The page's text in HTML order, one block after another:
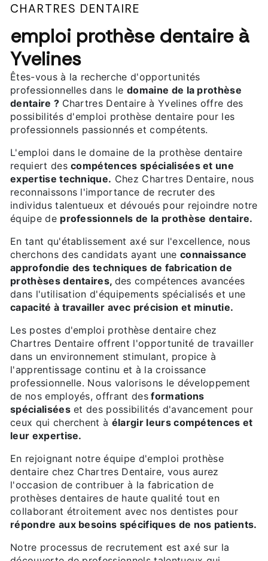
CHARTRES DENTAIRE
emploi prothèse dentaire à
Yvelines
Êtes-vous à la recherche d'opportunités
professionnelles dans ledomaine de la prothèse
dentaire ? Chartres Dentaire à Yvelines offre des
possibilités d'emploi prothèse dentaire pour les
professionnels passionnés et compétents.
L'emploi dans le domaine de la prothèse dentaire
requiert descompétences spécialisées et une
expertise technique. Chez Chartres Dentaire, nous
reconnaissons l'importance de recruter des
individus talentueux et dévoués pour rejoindre notre
équipe de professionnels de la prothèse dentaire.
En tant qu'établissement axé sur l'excellence, nous
cherchons des candidats ayant une connaissance
approfondie des techniques de fabrication de
prothèses dentaires, des compétences avancées
dans l'utilisation d'équipements spécialisés et une
capacité à travailler avec précision et minutie.
Les postes d'emploi prothèse dentaire chez
Chartres Dentaire offrent l'opportunité de travailler
dans un environnement stimulant, propice à
l'apprentissage continu et à la croissance
professionnelle. Nous valorisons le développement
de nos employés, offrant desformations
spécialiséeset des possibilités d'avancement pour
ceux qui cherchent à élargir leurs compétences et
leur expertise.
En rejoignant notre équipe d'emploi prothèse
dentaire chez Chartres Dentaire, vous aurez
l'occasion de contribuer à la fabrication de
prothèses dentaires de haute qualité tout en
collaborant étroitement avec nos dentistes pour
répondre aux besoins spécifiques de nos patients.
Notre processus de recrutement est axé sur la